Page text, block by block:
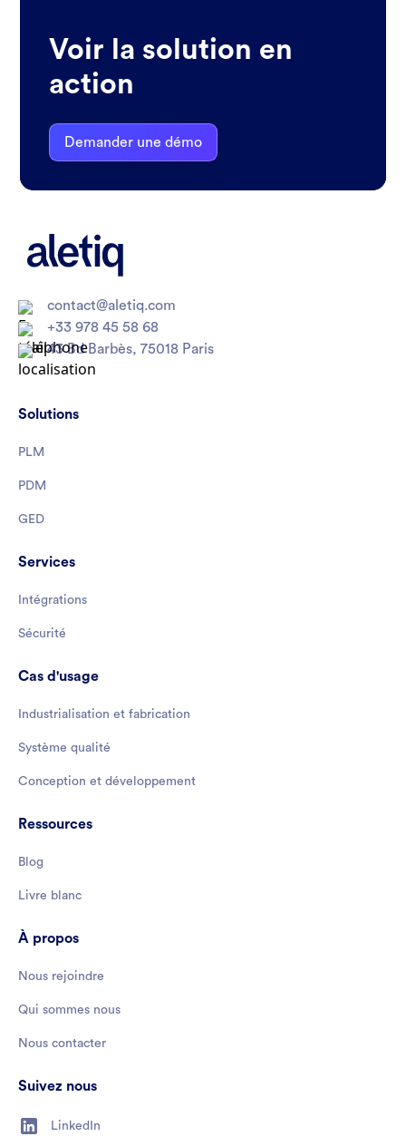
Voir la solution en
action
Demander une démo
contact@aletiq.com
+33 978 45 58 68
43 Bd Barbès, 75018 Paris
Solutions
PLM
PDM
GED
Services
Intégrations
Sécurité
Cas d'usage
Industrialisation et fabrication
Système qualité
Conception et développement
Ressources
Blog
Livre blanc
À propos
Nous rejoindre
Qui sommes nous
Nous contacter
Suivez nous
LinkedIn